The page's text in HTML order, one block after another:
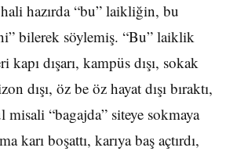
hazırda “bu” laikliğin, bu
bilerek söylemiş. “Bu” laiklik
dışarı, kampüs dışı, sokak
dışı, öz be öz hayat dışı bıraktı,
misali “bagajda” siteye sokmaya
karı boşattı, karıya baş açtırdı,